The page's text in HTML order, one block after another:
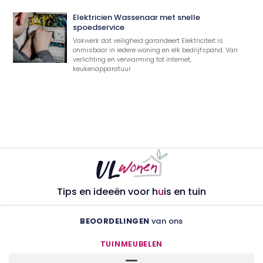
Elektricien Wassenaar met snelle
spoedservice
Vakwerk dat veiligheid garandeert Elektriciteit is
onmisbaar in iedere woning en elk bedrijfspand. Van
verlichting en verwarming tot internet,
keukenapparatuur
Tips en ideeën voor huis en tuin
BEOORDELINGEN van ons
TUINMEUBELEN